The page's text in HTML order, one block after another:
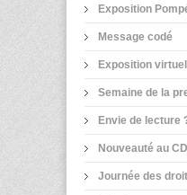
Exposition
Message codé
Exposition
Semaine de la
Envie de lecture
Nouveauté au CDI
Journée des